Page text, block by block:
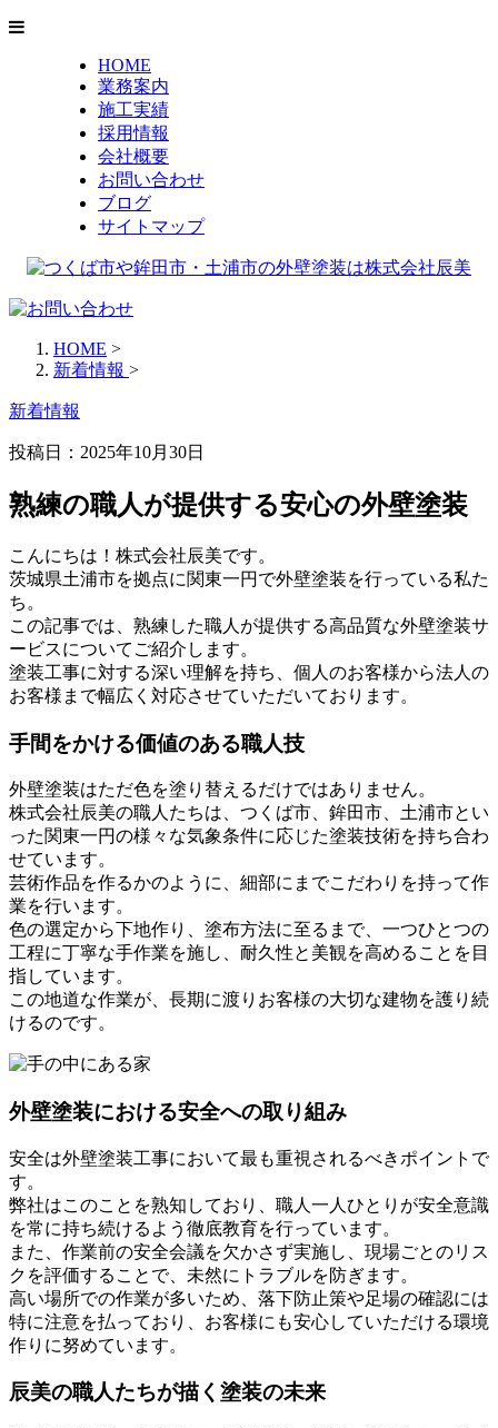
HOME
業務案内
施工実績
採用情報
会社概要
お問い合わせ
ブログ
サイトマップ
HOME >
新着情報 >
新着情報
投稿日： 2025年10月30日
熟練の職人が提供する安心の外壁塗装
こんにちは！株式会社辰美です。
茨城県土浦市を拠点に関東一円で外壁塗装を行っている私た
ち。
この記事では、熟練した職人が提供する高品質な外壁塗装サ
ービスについてご紹介します。
塗装工事に対する深い理解を持ち、個人のお客様から法人の
お客様まで幅広く対応させていただいております。
手間をかける価値のある職人技
外壁塗装はただ色を塗り替えるだけではありません。
株式会社辰美の職人たちは、つくば市、鉾田市、土浦市とい
った関東一円の様々な気象条件に応じた塗装技術を持ち合わ
せています。
芸術作品を作るかのように、細部にまでこだわりを持って作
業を行います。
色の選定から下地作り、塗布方法に至るまで、一つひとつの
工程に丁寧な手作業を施し、耐久性と美観を高めることを目
指しています。
この地道な作業が、長期に渡りお客様の大切な建物を護り続
けるのです。
外壁塗装における安全への取り組み
安全は外壁塗装工事において最も重視されるべきポイントで
す。
弊社はこのことを熟知しており、職人一人ひとりが安全意識
を常に持ち続けるよう徹底教育を行っています。
また、作業前の安全会議を欠かさず実施し、現場ごとのリス
クを評価することで、未然にトラブルを防ぎます。
高い場所での作業が多いため、落下防止策や足場の確認には
特に注意を払っており、お客様にも安心していただける環境
作りに努めています。
辰美の職人たちが描く塗装の未来